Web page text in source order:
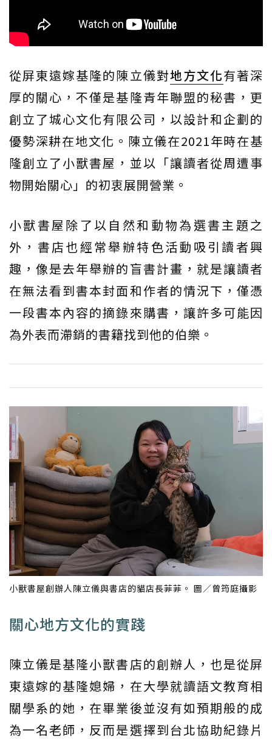
從屏東遠嫁基隆的陳立儀對地方文化有著深
厚的關心，不僅是基隆青年聯盟的秘書，更
創立了城心文化有限公司，以設計和企劃的
優勢深耕在地文化。陳立儀在2021年時在基
隆創立了小獸書屋，並以「讓讀者從周遭事
物開始關心」的初衷展開營業。
小獸書屋除了以自然和動物為選書主題之
外，書店也經常舉辦特色活動吸引讀者興
趣，像是去年舉辦的盲書計畫，就是讓讀者
在無法看到書本封面和作者的情況下，僅憑
一段書本內容的摘錄來購書，讓許多可能因
為外表而滯銷的書籍找到他的伯樂。
小獸書屋創辦人陳立儀與書店的貓店長菲菲。 圖／曾筠庭攝影
關心地方文化的實踐
陳立儀是基隆小獸書店的創辦人，也是從屏
東遠嫁的基隆媳婦，在大學就讀語文教育相
關學系的她，在畢業後並沒有如預期般的成
為一名老師，反而是選擇到台北協助紀錄片